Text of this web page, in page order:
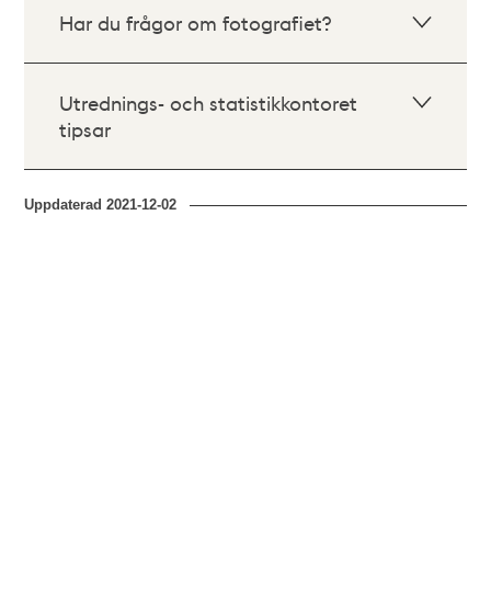
Har du frågor om fotografiet?
Utrednings- och statistikkontoret
tipsar
Uppdaterad2021-12-02